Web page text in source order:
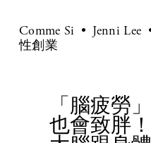
Comme Si Jenni Lee
性創業
r
「腦疲勞」
也會致胖！